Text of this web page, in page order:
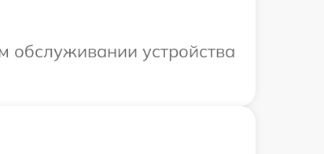
обслуживании устройства